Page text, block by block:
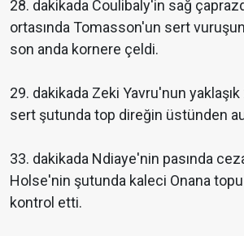
28. dakikada Coulibaly'in sağ
ortasında Tomasson'un sert
son anda kornere çeldi.
29. dakikada Zeki Yavru'nun
sert şutunda top direğin üstünden
33. dakikada Ndiaye'nin pasında
Holse'nin şutunda kaleci Onana
kontrol etti.